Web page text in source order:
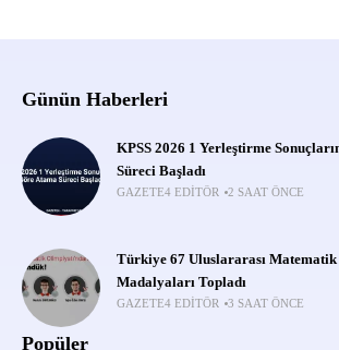
Günün Haberleri
KPSS 2026 1 Yerleştirme
Süreci Başladı
GAZETE4 EDITÖR 2 SAAT ÖNCE
Türkiye 67 Uluslararası
Madalyaları Topladı
GAZETE4 EDITÖR 3 SAAT ÖNCE
Popüler